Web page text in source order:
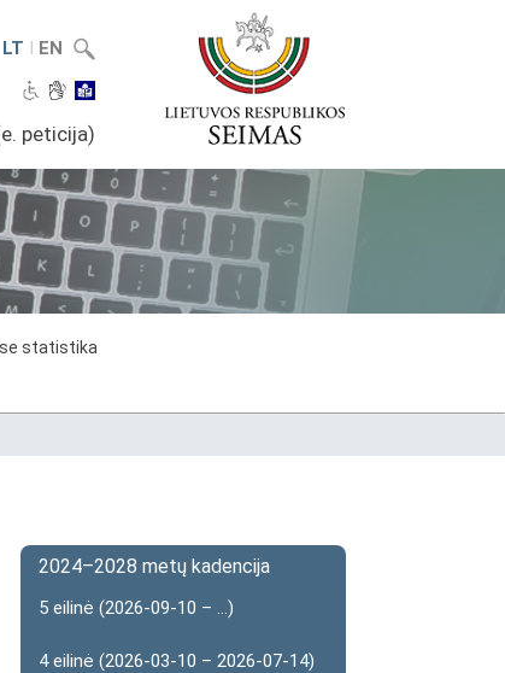
LT I EN
peticija)
statistika
2024–2028 metų kadencija
5 eilinė (2026-09-10 – ...)
4 eilinė (2026-03-10 – 2026-07-14)